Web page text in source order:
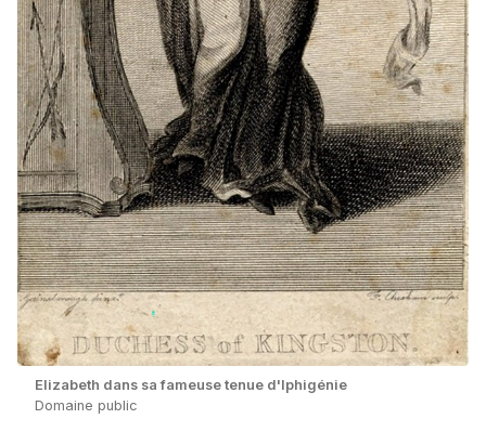
Elizabeth dans sa fameuse tenue d'Iphigénie
Domaine public